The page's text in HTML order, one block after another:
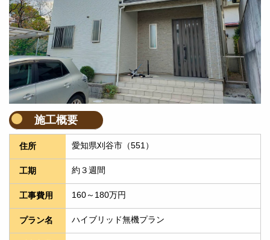
施工概要
住所 愛知県刈谷市（551）
工期 約３週間
工事費用 160～180万円
プラン名 ハイブリッド無機プラン